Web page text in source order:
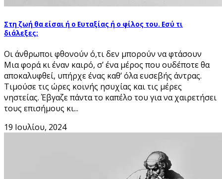
Στη ζωή θα είσαι ή ο Ευταξίας ή ο φίλος του. Εσύ τι
διάλεξες;
Οι άνθρωποι φθονούν ό,τι δεν μπορούν να φτάσουν
Μια φορά κι έναν καιρό, σ’ ένα μέρος που ουδέποτε θα
αποκαλυφθεί, υπήρχε ένας καθ’ όλα ευσεβής άντρας.
Τιμούσε τις ώρες κοινής ησυχίας και τις μέρες
νηστείας. Έβγαζε πάντα το καπέλο του για να χαιρετήσει
τους επισήμους κι...
19 Ιουλίου, 2024